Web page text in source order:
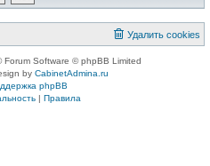
Удалить cookies
Forum Software © phpBB Limited
by CabinetAdmina.ru
phpBB
| Правила